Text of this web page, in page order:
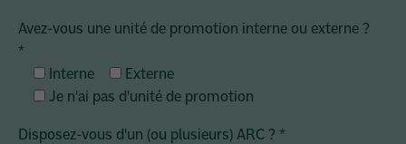
Avez-vous une unité de promotion interne ou externe ?
*
Interne
Externe
Je n'ai pas d'unité de promotion
Disposez-vous d'un (ou plusieurs) ARC ? *